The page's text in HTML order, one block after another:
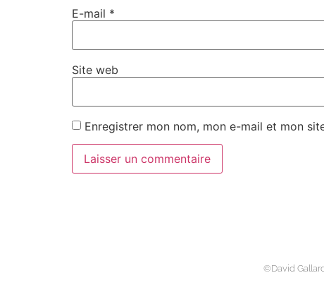
E-mail *
Site web
Enregistrer mon nom, mon e-mail et mon
©David